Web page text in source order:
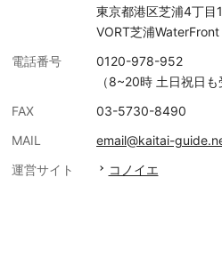
東京都港区芝浦4丁目
VORT芝浦
電話番号
0120-978-952
（8~20時 土日祝日も
FAX
03-5730-8490
MAIL
email@kaitai-
運営サイト
コノイエ